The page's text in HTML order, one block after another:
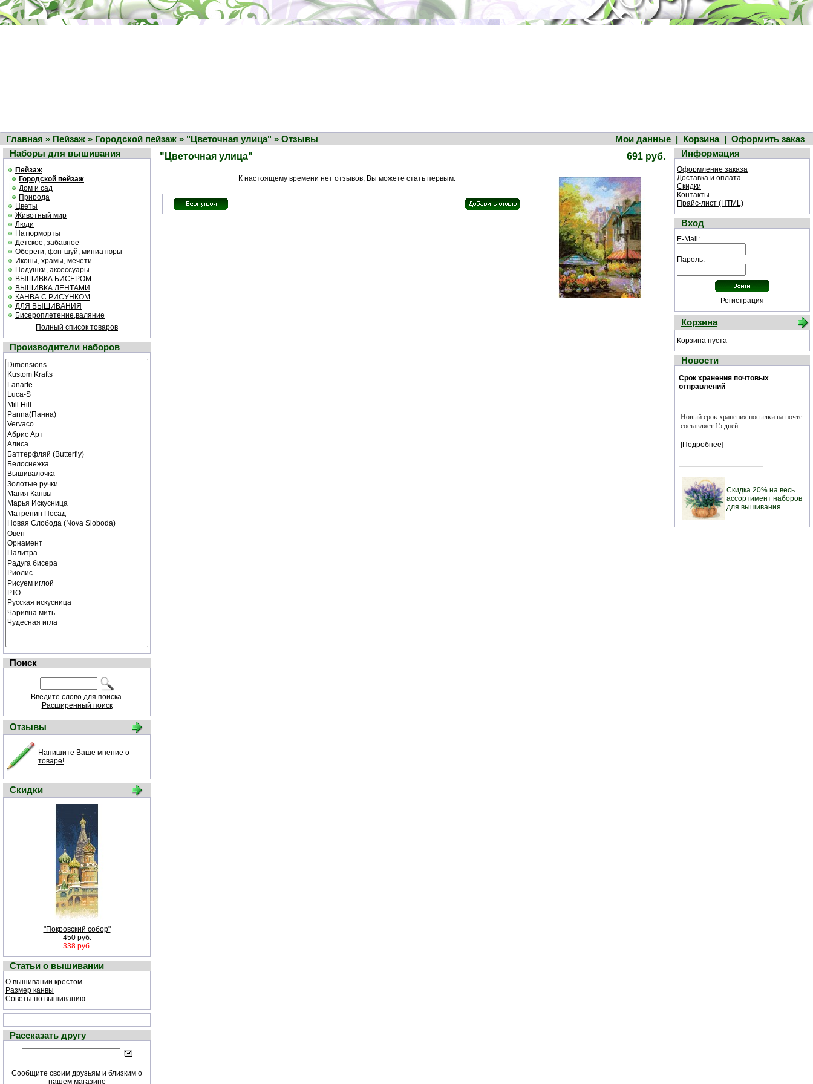
Главная » Пейзаж » Городской пейзаж » "Цветочная улица" » Отзывы Мои данные | Корзина| Оформить заказ
Наборы для вышивания
Пейзаж
Городской пейзаж
Дом и сад
Природа
Цветы
Животный мир
Люди
Натюрморты
Детское, забавное
Обереги, фэн-шуй, миниатюры
Иконы, храмы, мечети
Подушки, аксессуары
ВЫШИВКА БИСЕРОМ
ВЫШИВКА ЛЕНТАМИ
КАНВА С РИСУНКОМ
ДЛЯ ВЫШИВАНИЯ
Бисероплетение,валяние
Полный список товаров
Производители наборов
Поиск
Введите слово для поиска.
Расширенный поиск
Отзывы
Напишите Ваше мнение о
товаре!
Скидки
"Покровский собор"
450 руб.
338 руб.
Статьи о вышивании
О вышивании крестом
Размер канвы
Советы по вышиванию
Рассказать другу
Сообщите своим друзьям и близким о
нашем магазине
"Цветочная улица" 691 руб.
К настоящему времени нет отзывов, Вы можете стать первым.
Информация
Оформление заказа
Доставка и оплата
Скидки
Контакты
Прайс-лист (HTML)
Вход
E-Mail:
Пароль:
Регистрация
Корзина
Корзина пуста
Новости
Срок хранения почтовых
отправлений
Новый срок хранения посылки на почте
составляет 15 дней.
[Подробнее]
Скидка 20% на весь
ассортимент наборов
для вышивания.